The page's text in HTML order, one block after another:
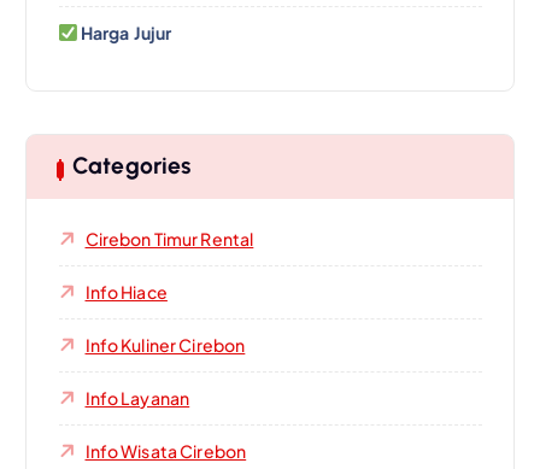
Harga Jujur
Categories
Cirebon Timur Rental
Info Hiace
Info Kuliner Cirebon
Info Layanan
Info Wisata Cirebon